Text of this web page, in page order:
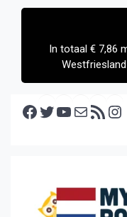
In totaal € 7,86
Facebook Twitter YouTube E-mail RSS feed